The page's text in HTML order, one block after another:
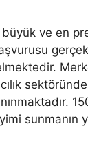
ve en
sunmanın